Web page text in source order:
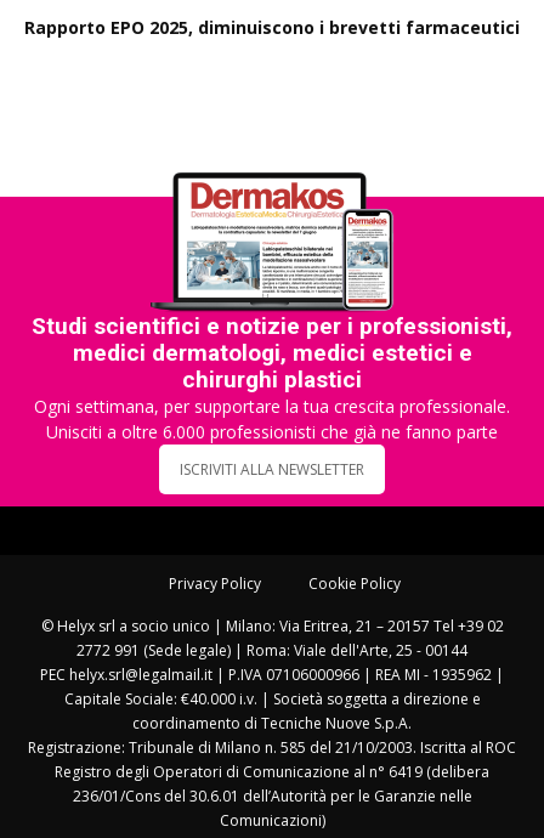
Rapporto EPO 2025, diminuiscono i brevetti farmaceutici
Studi scientifici e notizie per i professionisti,
medici dermatologi, medici estetici e
chirurghi plastici
Ogni settimana, per supportare la tua crescita professionale.
Unisciti a oltre 6.000 professionisti che già ne fanno parte
ISCRIVITI ALLA NEWSLETTER
Privacy Policy Cookie Policy
© Helyx srl a socio unico | Milano: Via Eritrea, 21 – 20157 Tel +39 02
2772 991 (Sede legale) | Roma: Viale dell'Arte, 25 - 00144
PEC helyx.srl@legalmail.it | P.IVA 07106000966 | REA MI - 1935962 |
Capitale Sociale: €40.000 i.v. | Società soggetta a direzione e
coordinamento di Tecniche Nuove S.p.A.
Registrazione: Tribunale di Milano n. 585 del 21/10/2003. Iscritta al ROC
Registro degli Operatori di Comunicazione al n° 6419 (delibera
236/01/Cons del 30.6.01 dell’Autorità per le Garanzie nelle
Comunicazioni)